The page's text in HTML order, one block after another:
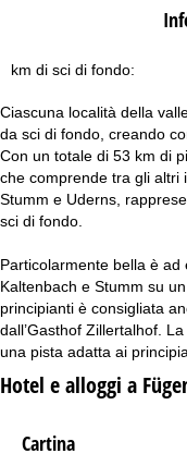
p
e
km di sci di fondo:
Ciascuna località della
da sci di fondo, creando
Con un totale di 53 km di
che comprende tra gli altri
Stumm e Uderns,
sci di fondo.
Particolarmente bella è
Kaltenbach e Stumm su
principianti è consigliata
dall’Gasthof Zillertalhof.
una pista adatta ai
Hotel e alloggi a
Cartina